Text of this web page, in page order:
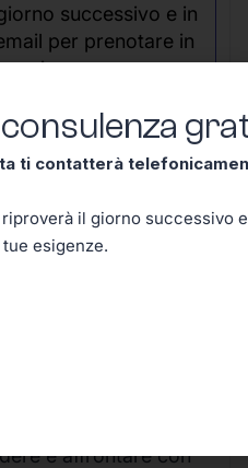
successivo e in
per prenotare in
esigenze.
Quello
e affrontare con
ti contatterà
il giorno successivo
esigenze.